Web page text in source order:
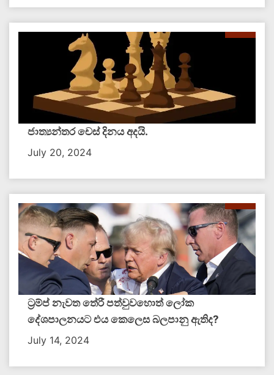
ජාත්‍යන්තර චෙස් දිනය අදයි.
July 20, 2024
ට්‍රම්ප් නැවත තේරී පත්වුවහොත් ලෝක
දේශපාලනයට එය කෙලෙස බලපානු ඇතිද​?
July 14, 2024